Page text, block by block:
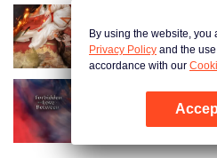
옥노교
선군유겁
By using the website, you
Privacy Policy and the
accordance with our